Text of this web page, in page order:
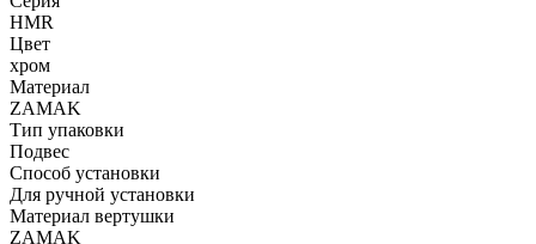
HMR
Цвет
хром
Материал
ZAMAK
Тип упаковки
Подвес
Способ установки
Для ручной установки
Материал вертушки
ZAMAK